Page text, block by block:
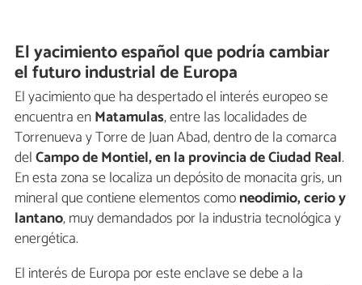
El yacimiento español que podría cambiar
el futuro industrial de Europa
El yacimiento que ha despertado el interés europeo se
encuentra enMatamulas, entre las localidades de
Torrenueva y Torre de Juan Abad, dentro de la comarca
delCampo de Montiel, en la provincia de Ciudad Real.
En esta zona se localiza un depósito de monacita gris, un
mineral que contiene elementos comoneodimio, cerio y
lantano, muy demandados por la industria tecnológica y
energética.
El interés de Europa por este enclave se debe a la